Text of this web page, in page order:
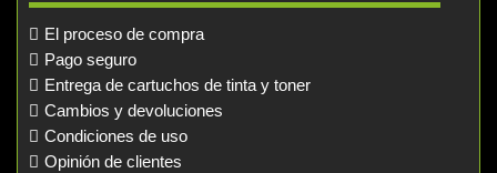
El proceso de compra
Pago seguro
Entrega de cartuchos de tinta y toner
Cambios y devoluciones
Condiciones de uso
Opinión de clientes